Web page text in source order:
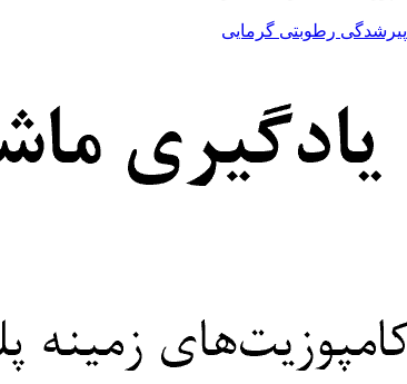
پیرشدگی رطوبتی گرمایی